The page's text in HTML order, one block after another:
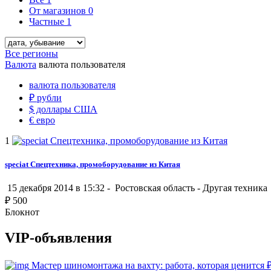
От магазинов 0
Частные 1
Все регионы
Валюта валюта пользователя
валюта пользователя
₽ рубли
$ доллары США
€ евро
1
speciat Спецтехника, промоборудование из Китая
15 декабря 2014 в 15:32 - Ростовская область - Другая техника
₽ 500
Блокнот
VIP-объявления
Мастер шиномонтажа на вахту: работа, которая ценится